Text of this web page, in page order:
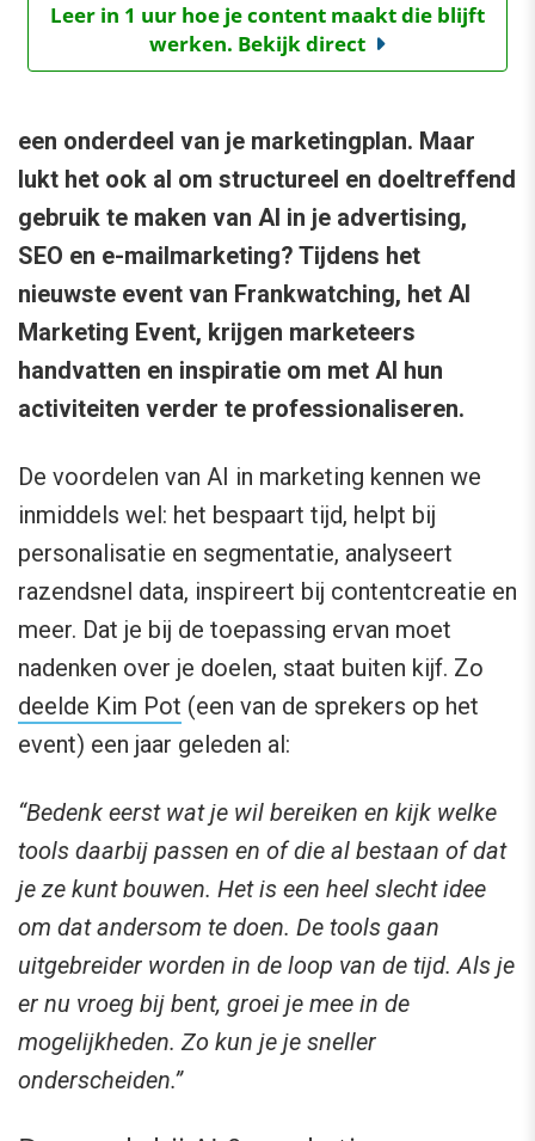
Leer in 1 uur hoe je content maakt die blijft
werken. Bekijk direct
een onderdeel van je marketingplan. Maar
lukt het ook al om structureel en doeltreffend
gebruik te maken van AI in je advertising,
SEO en e-mailmarketing? Tijdens het
nieuwste event van Frankwatching, het AI
Marketing Event, krijgen marketeers
handvatten en inspiratie om met AI hun
activiteiten verder te professionaliseren.
De voordelen van AI in marketing kennen we
inmiddels wel: het bespaart tijd, helpt bij
personalisatie en segmentatie, analyseert
razendsnel data, inspireert bij contentcreatie en
meer. Dat je bij de toepassing ervan moet
nadenken over je doelen, staat buiten kijf. Zo
deelde Kim Pot (een van de sprekers op het
event) een jaar geleden al:
“Bedenk eerst wat je wil bereiken en kijk welke
tools daarbij passen en of die al bestaan of dat
je ze kunt bouwen. Het is een heel slecht idee
om dat andersom te doen. De tools gaan
uitgebreider worden in de loop van de tijd. Als je
er nu vroeg bij bent, groei je mee in de
mogelijkheden. Zo kun je je sneller
onderscheiden.”